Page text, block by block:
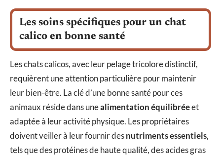
Les soins spécifiques pour un chat
calico en bonne santé
Les chats calicos, avec leur pelage tricolore distinctif,
requièrent une attention particulière pour maintenir
leur bien-être. La clé d’une bonne santé pour ces
animaux réside dans unealimentation équilibréeet
adaptée à leur activité physique. Les propriétaires
doivent veiller à leur fournir desnutriments essentiels,
tels que des protéines de haute qualité, des acides gras